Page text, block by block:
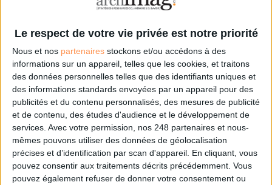
Le respect de votre vie privée est notre priorité
Nous et nos partenaires stockons et/ou accédons à des
informations sur un appareil, telles que les cookies, et traitons
des données personnelles telles que des identifiants uniques et
des informations standards envoyées par un appareil pour des
publicités et du contenu personnalisés, des mesures de publicité
et de contenu, des études d'audience et le développement de
services. Avec votre permission, nos 248 partenaires et nous-
mêmes pouvons utiliser des données de géolocalisation
précises et d’identification par scan d'appareil. En cliquant, vous
pouvez consentir aux traitements décrits précédemment. Vous
pouvez également refuser de donner votre consentement ou
Souveraineté Numérique
Connectez-vousouinscrivez-vouspour publier un commentaire
À LIRE SUR ARCHIMAG
Le plus beau but de tous les temps, signé Pelé,
reconstitué grâce à l'IA et aux archives